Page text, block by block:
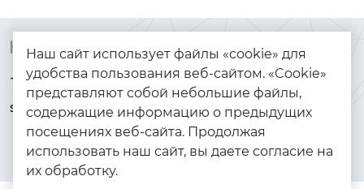
Контакты
+7 (925) 144-64-73
serebryanyye.grani@mail.ru
Каталог
Браслеты
Золото
Серебро
Наш сайт использует файлы «cookie» для
удобства пользования веб-сайтом. «Cookie»
представляют собой небольшие файлы,
содержащие информацию о предыдущих
посещениях веб-сайта. Продолжая
использовать наш сайт, вы даете согласие на
их обработку.